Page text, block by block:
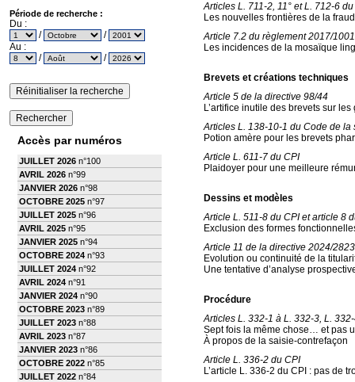
Période de recherche :
Du :
/
/
Au :
/
/
Accès par numéros
JUILLET 2026 n°100
AVRIL 2026 n°99
JANVIER 2026 n°98
OCTOBRE 2025 n°97
JUILLET 2025 n°96
AVRIL 2025 n°95
JANVIER 2025 n°94
OCTOBRE 2024 n°93
JUILLET 2024 n°92
AVRIL 2024 n°91
JANVIER 2024 n°90
OCTOBRE 2023 n°89
JUILLET 2023 n°88
AVRIL 2023 n°87
JANVIER 2023 n°86
OCTOBRE 2022 n°85
JUILLET 2022 n°84
Articles L. 711-2, 11° et L. 712-6
Les nouvelles frontières de la
Article 7.2 du règlement 2017/
Les incidences de la mosaïque
Brevets et créations techniques
Article 5 de la directive 98/44
L’artifice inutile des brevets sur
Articles L. 138-10-1 du Code de
Potion amère pour les brevets
Article L. 611-7 du CPI
Plaidoyer pour une meilleure
Dessins et modèles
Article L. 511-8 du CPI et article 8
Exclusion des formes
Article 11 de la directive 2024/2823
Evolution ou continuité de la
Une tentative d’analyse
Procédure
Articles L. 332-1 à L. 332-3, L.
Sept fois la même chose… et pas
À propos de la saisie-contrefaçon
Article L. 336-2 du CPI
L’article L. 336-2 du CPI : pas de